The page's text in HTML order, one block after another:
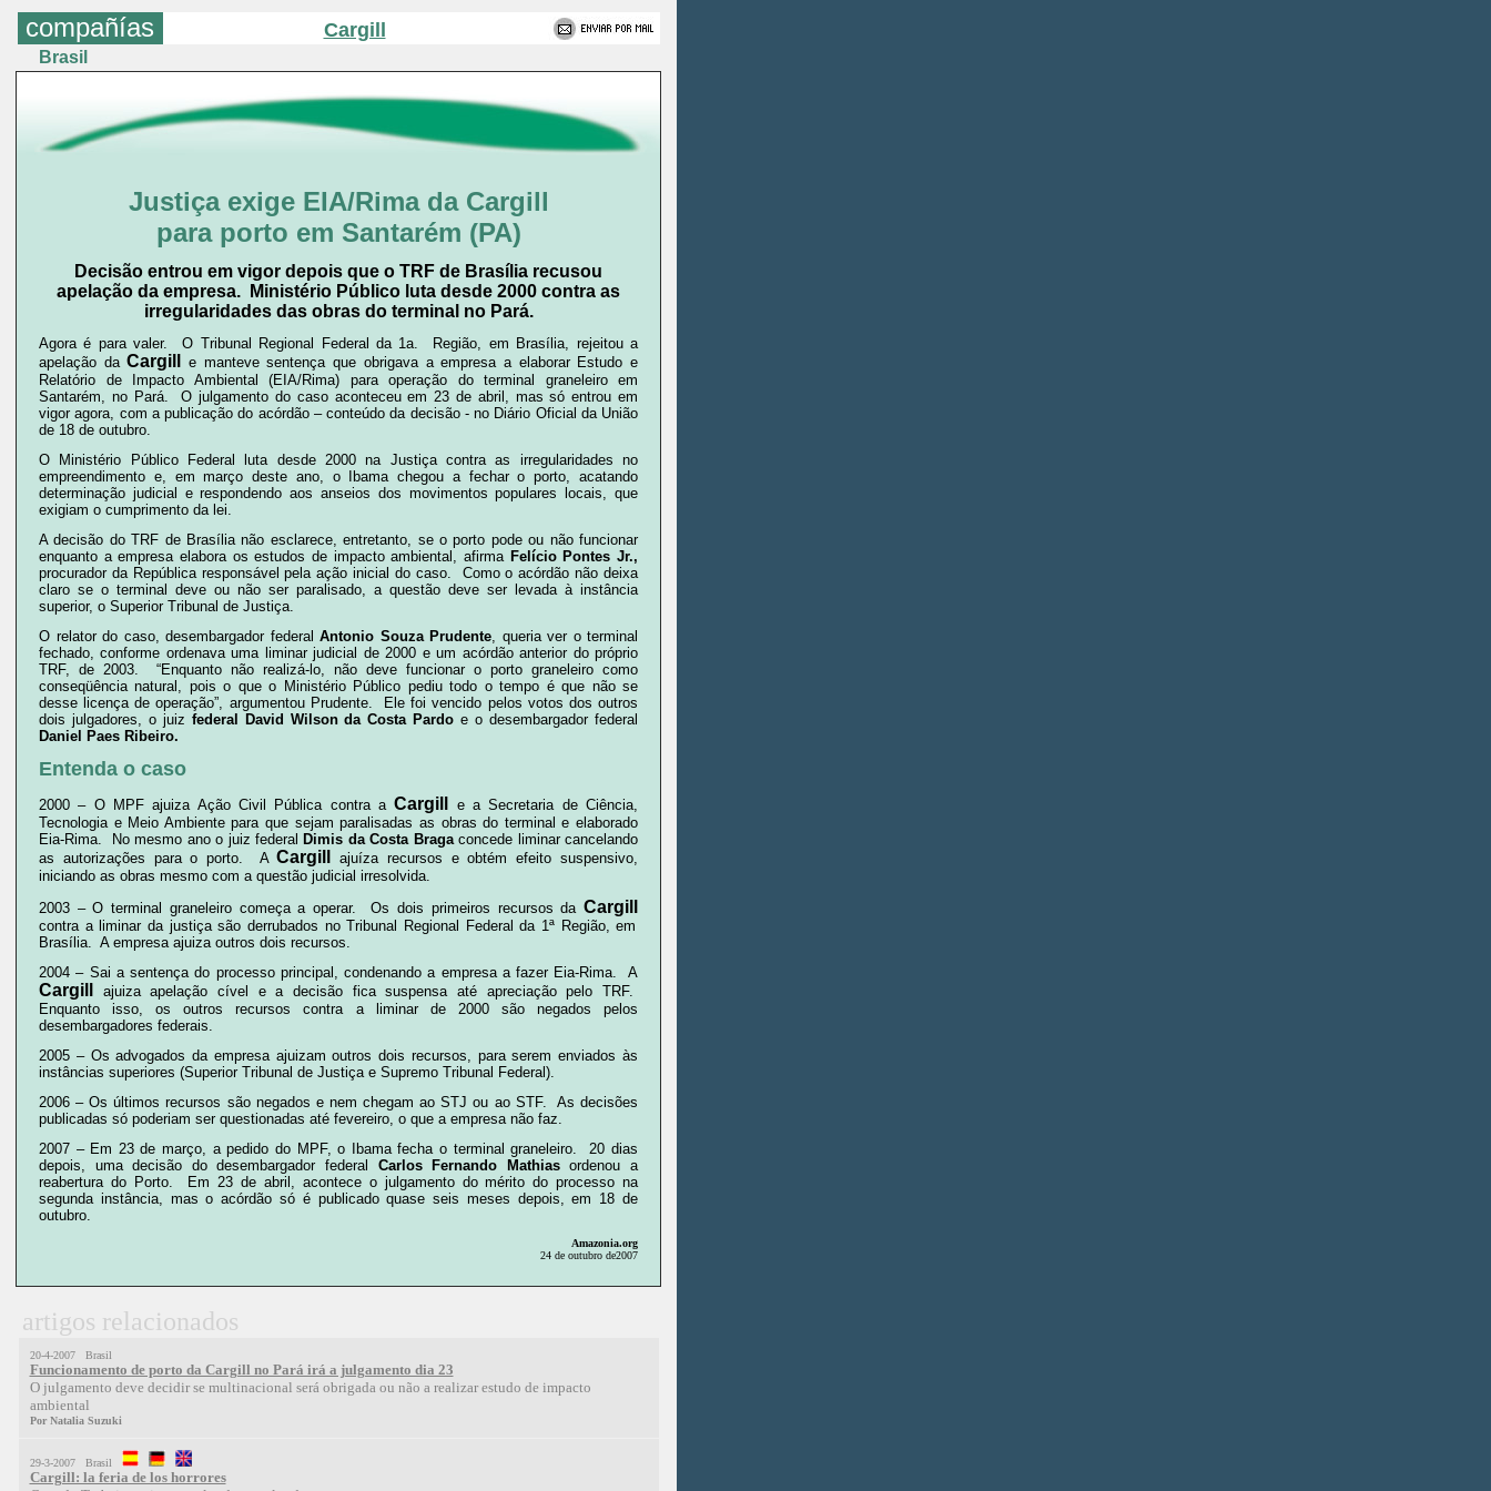
compañías Cargill
Brasil
Justiça exige EIA/Rima da Cargill
para porto em Santarém (PA)
Decisão entrou em vigor depois que o TRF de Brasília recusou
apelação da empresa. Ministério Público luta desde 2000 contra as
irregularidades das obras do terminal no Pará.
Agora é para valer. O Tribunal Regional Federal da 1a. Região, em Brasília, rejeitou a
apelação daCargill
e manteve sentença que obrigava a empresa a elaborar Estudo e
Relatório de Impacto Ambiental (EIA/Rima) para operação do terminal graneleiro em
Santarém, no Pará. O julgamento do caso aconteceu em 23 de abril, mas só entrou em
vigor agora, com a publicação do acórdão – conteúdo da decisão - no Diário Oficial da União
de 18 de outubro.
O Ministério Público Federal luta desde 2000 na Justiça contra as irregularidades no
empreendimento e, em março deste ano, o Ibama chegou a fechar o porto, acatando
determinação judicial e respondendo aos anseios dos movimentos populares locais, que
exigiam o cumprimento da lei.
A decisão do TRF de Brasília não esclarece, entretanto, se o porto pode ou não funcionar
enquanto a empresa elabora os estudos de impacto ambiental, afirma Felício Pontes Jr.,
procurador da República responsável pela ação inicial do caso. Como o acórdão não deixa
claro se o terminal deve ou não ser paralisado, a questão deve ser levada à instância
superior, o Superior Tribunal de Justiça.
O relator do caso, desembargador federal Antonio Souza Prudente, queria ver o terminal
fechado, conforme ordenava uma liminar judicial de 2000 e um acórdão anterior do próprio
TRF, de 2003. “Enquanto não realizá-lo, não deve funcionar o porto graneleiro como
conseqüência natural, pois o que o Ministério Público pediu todo o tempo é que não se
desse licença de operação”, argumentou Prudente. Ele foi vencido pelos votos dos outros
dois julgadores, o juiz federal David Wilson da Costa Pardo e o desembargador federal
Daniel Paes Ribeiro.
Entenda o caso
2000 – O MPF ajuiza Ação Civil Pública contra aCargill
e a Secretaria de Ciência,
Tecnologia e Meio Ambiente para que sejam paralisadas as obras do terminal e elaborado
Eia-Rima. No mesmo ano o juiz federal Dimis da Costa Bragaconcede liminar cancelando
as autorizações para o porto. ACargill
ajuíza recursos e obtém efeito suspensivo,
iniciando as obras mesmo com a questão judicial irresolvida.
2003 – O terminal graneleiro começa a operar. Os dois primeiros recursos da Cargill
contra a liminar da justiça são derrubados no Tribunal Regional Federal da 1ª Região, em
Brasília. A empresa ajuiza outros dois recursos.
2004 – Sai a sentença do processo principal, condenando a empresa a fazer Eia-Rima. A
Cargill
ajuiza apelação cível e a decisão fica suspensa até apreciação pelo TRF.
Enquanto isso, os outros recursos contra a liminar de 2000 são negados pelos
desembargadores federais.
2005 – Os advogados da empresa ajuizam outros dois recursos, para serem enviados às
instâncias superiores (Superior Tribunal de Justiça e Supremo Tribunal Federal).
2006 – Os últimos recursos são negados e nem chegam ao STJ ou ao STF. As decisões
publicadas só poderiam ser questionadas até fevereiro, o que a empresa não faz.
2007 – Em 23 de março, a pedido do MPF, o Ibama fecha o terminal graneleiro. 20 dias
depois, uma decisão do desembargador federal Carlos Fernando Mathiasordenou a
reabertura do Porto. Em 23 de abril, acontece o julgamento do mérito do processo na
segunda instância, mas o acórdão só é publicado quase seis meses depois, em 18 de
outubro.
Amazonia.org
24 de outubro de2007
artigos relacionados
20-4-2007 Brasil
Funcionamento de porto da Cargill no Pará irá a julgamento dia 23
O julgamento deve decidir se multinacional será obrigada ou não a realizar estudo de impacto
ambiental
Por Natalia Suzuki
29-3-2007 Brasil
Cargill: la feria de los horrores